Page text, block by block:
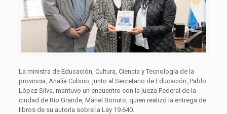
La ministra de Educación, Cultura, Ciencia y Tecnología de la
provincia, Analía Cubino, junto al Secretario de Educación, Pablo
López Silva, mantuvo un encuentro con la jueza Federal de la
ciudad de Río Grande, Mariel Borruto, quien realizó la entrega de
libros de su autoría sobre la Ley 19.640.